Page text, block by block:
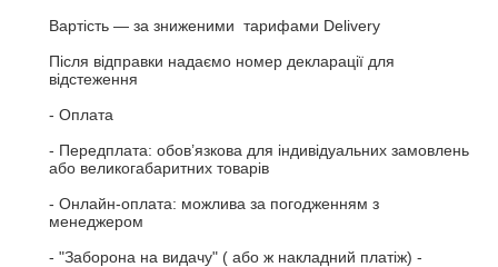
Вартість — за зниженими  тарифами Delivery
Після відправки надаємо номер декларації для
відстеження
- Оплата
- Передплата: обов’язкова для індивідуальних замовлень
або великогабаритних товарів
- Онлайн-оплата: можлива за погодженням з
менеджером
- "Заборона на видачу" ( або ж накладний платіж) -